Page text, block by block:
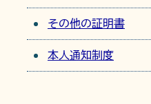
その他の証明書
本人通知制度